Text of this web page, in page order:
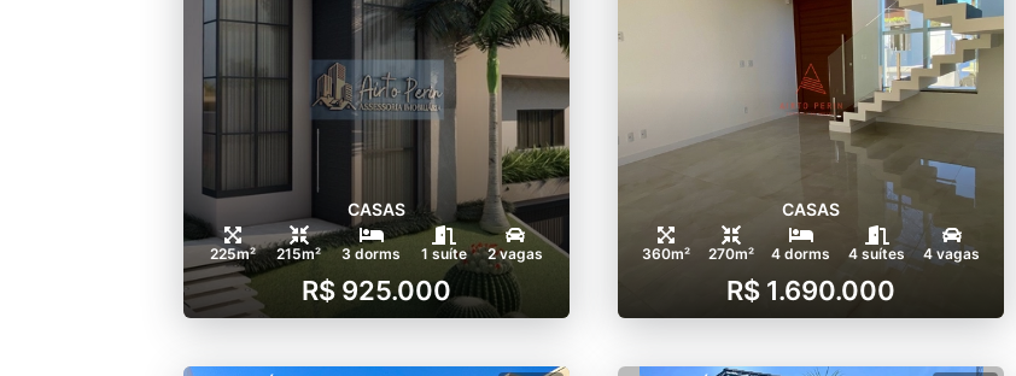
CASAS
225m² 215m² 3 dorms 1 suíte 2 vagas
R$ 925.000
CASAS
360m² 270m² 4 dorms 4 suítes 4 vagas
R$ 1.690.000